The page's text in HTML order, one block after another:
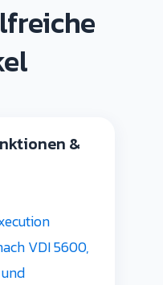
&
VDI 5600,